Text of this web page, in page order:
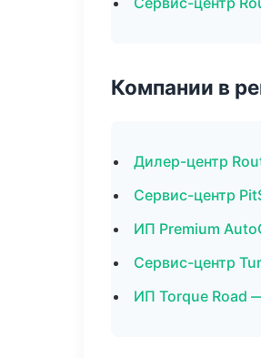
Компании в
Дилер-центр
Сервис-центр
ИП Premium
Сервис-центр
ИП Torque Road